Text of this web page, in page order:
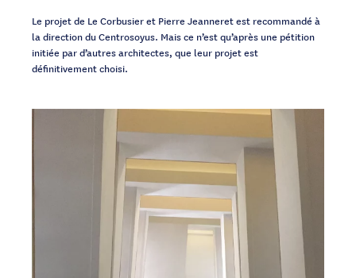
Le projet de Le Corbusier et Pierre Jeanneret est recommandé à
la direction du Centrosoyus. Mais ce n’est qu’après une pétition
initiée par d’autres architectes, que leur projet est
définitivement choisi.